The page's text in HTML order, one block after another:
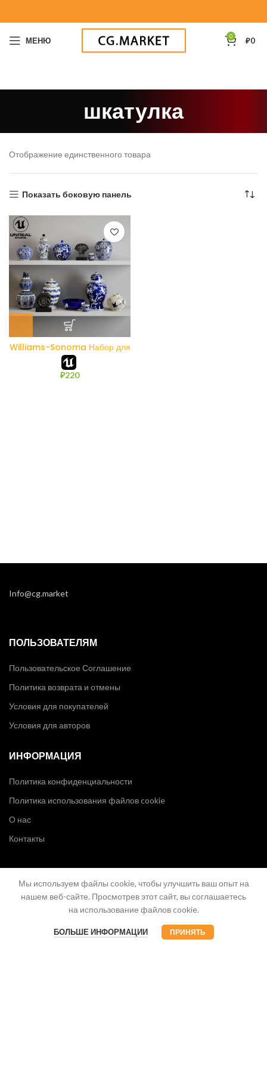
МЕНЮ 0 ₽0
шкатулка
Отображение единственного товара
Показать боковую панель
Williams-Sonoma Набор для
домашнего декора 2
₽220
Info@cg.market
ПОЛЬЗОВАТЕЛЯМ
Пользовательское Соглашение
Политика возврата и отмены
Условия для покупателей
Условия для авторов
ИНФОРМАЦИЯ
Политика конфиденциальности
Политика использования файлов cookie
О нас
Контакты
Мы используем файлы cookie, чтобы улучшить ваш опыт на
нашем веб-сайте. Просмотрев этот сайт, вы соглашаетесь
на использование файлов cookie.
БОЛЬШЕ ИНФОРМАЦИИ ПРИНЯТЬ